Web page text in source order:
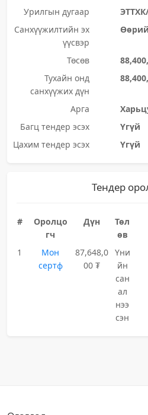
Урилгын дугаар
Санхүүжилтийн эх
үүсвэр
Төсөв
Тухайн онд
санхүүжих дүн
Арга
Багц тендер эсэх
Үгүй
Цахим тендер эсэх
Үгүй
Тендер
#
Оролцо
гч
Дүн
Төл
өв
1
Мон
сертф
87,648,0
00 ₮
Үни
йн
сан
ал
нээ
сэн